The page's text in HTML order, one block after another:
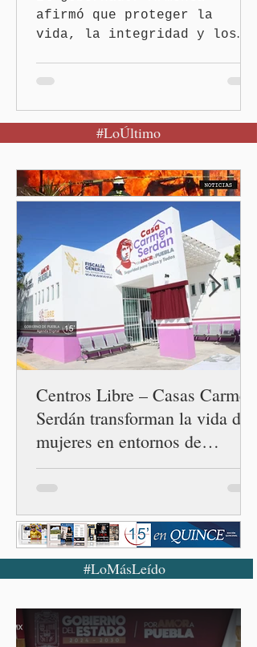
afirmó que proteger la
vida, la integridad y los
Puebla, Pue.-Cuando una
mujer encuentra un lugar
también recupera la
esperanza de vivir sin
miedo. Con esa visión, el
gobernador Alejandro
Armenta Mier inauguró el
Centro LIBRE (Libertad,
Igualdad, Bienestar, Redes,
Emancipación) número 62 y
la Casa Carmen Serdán
número 25 en el estado, la
cuarta en la c
#LoÚltimo
Centros Libre – Casas Carmen
Serdán transforman la vida de
mujeres en entornos de
violencia
#LoMásLeído